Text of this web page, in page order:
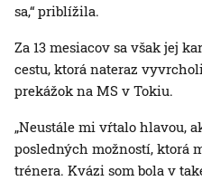
sa,“ priblížila.
Za 13 mesiacov sa však jej
cestu, ktorá nateraz
prekážok na MS v Tokiu.
„Neustále mi vŕtalo hlavou,
posledných možností, ktorá
trénera. Kvázi som bola v